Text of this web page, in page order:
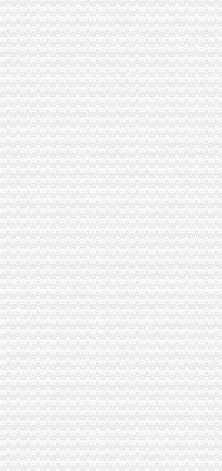
一般纳税人资格登记
一般纳税人资格查询|广东省国家税务局（新版）
一般纳税人资格查询
一般纳税人资格证明,一般纳税人资格证书？
一般纳税人资格认定
一般纳税人资格认定
一般纳税人资格认定
一般纳税人资格认定
一般纳税人资格的条件_一般纳税人认定的标准
一般纳税人资格登记--网上政务
一般纳税人资格认定改为资格登记啦！_中华会计网校_税务网校
一般纳税人资格登记生效时间如何规定_中华会计网校_税务网校
一般纳税人资格认定标准是什么?_2016关于一般纳税人资格的认定
2016年成都新一般纳税人的认定标准_搜狐财经_搜狐网
营改增试点操作实务三:第三章 一般纳税人资格认定_注册税务师齐
四川省网上办税服务厅-增值税一般纳税人资格查询
一般纳税人资格认定材料_一般纳税人的认定所需材料_有朋至远方来_
一般纳税人资格知识和一般纳税人资格案例,文章-世界经理人网站
一般纳税人资格登记-中国唐山
增值税一般纳税人资格登记
增值税一般纳税人资格登记
申请成为一般纳税人的条件、资格及申请流程_百度经验
增值税一般纳税人资格认定管理办
一般纳税人资格认定_搜索_互动百科
山东国税门户网站一般纳税人资格查询
一般纳税人资格转正条件_志趣网
一般纳税人资格证明是什么？-律知识大全|律师365(.com)
一般纳税人资格查询
四川省一般纳税人资格查询
一般纳税人资格律百科_中顾律网
一般纳税人资格认定的基本规则_东奥会计在线
一般纳税人资格查询
一般纳税人资格认定存在的问题-商务服务-成都商报
什么是一般纳税人？怎么办理一般纳税人资格登记？_搜狐财经_搜狐网
一般纳税人资格认定的基本规则_东奥会计在线
增值税一般纳税人资格认定再提速-新华网
一般纳税人资格查询
什么是一般纳税人？怎么办理一般纳税人资格登记？
增值税一般纳税人资格认定管理办
增值税一般纳税人资格认定
增值税一般纳税人资格认定管理办
广西：增值税一般纳税人认定告别审批制改为登记制-广西新闻网
广西：增值税一般纳税人认定告别审批制改为登记制-广西新闻网
一般纳税人资格认证书—在线播放—优酷网,高清在线观看